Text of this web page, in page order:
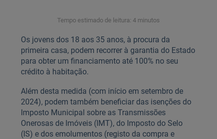
Tempo estimado de leitura: 4 minutos
Os jovens dos 18 aos 35 anos, à procura da
primeira casa, podem recorrer à garantia do Estado
para obter um financiamento até 100% no seu
crédito à habitação.
Além desta medida (com início em setembro de
2024), podem também beneficiar das isenções do
Imposto Municipal sobre as Transmissões
Onerosas de Imóveis (IMT), do Imposto do Selo
(IS) e dos emolumentos (registo da compra e